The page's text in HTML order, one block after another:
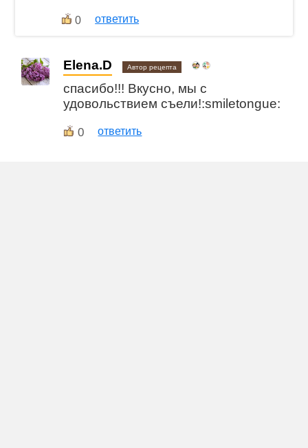
0 ответить
Elena.D Автор рецепта
спасибо!!! Вкусно, мы с
удовольствием съели!:smiletongue:
0 ответить